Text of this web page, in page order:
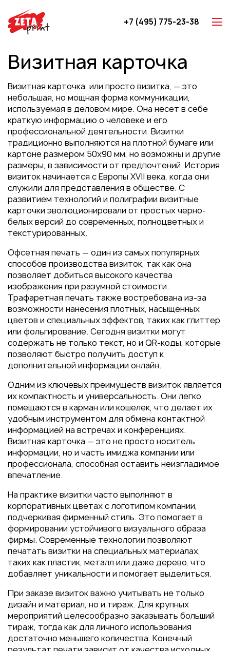
Брошюры
Игральные карты
Каталоги
Листовки
Книги
Папки
Календари
Упаковка
Блокноты с логотипом
Пакеты
Конверты
Журналы
Полиграфия для выставок
под ключ
Полиграфия к выборам 2026
+7 (495) 775-23-38
Визитная карточка
Визитная карточка, или просто визитка, — это
небольшая, но мощная форма коммуникации,
используемая в деловом мире. Она несет в себе
краткую информацию о человеке и его
профессиональной деятельности. Визитки
традиционно выполняются на плотной бумаге или
картоне размером 50х90 мм, но возможны и другие
размеры, в зависимости от предпочтений. История
визиток начинается с Европы XVII века, когда они
служили для представления в обществе. С
развитием технологий и полиграфии визитные
карточки эволюционировали от простых черно-
белых версий до современных, полноцветных и
текстурированных.
Офсетная печать — один из самых популярных
способов производства визиток, так как она
позволяет добиться высокого качества
изображения при разумной стоимости.
Трафаретная печать также востребована из-за
возможности нанесения плотных, насыщенных
цветов и специальных эффектов, таких как глиттер
или фольгирование. Сегодня визитки могут
содержать не только текст, но и QR-коды, которые
позволяют быстро получить доступ к
дополнительной информации онлайн.
Одним из ключевых преимуществ визиток является
их компактность и универсальность. Они легко
помещаются в карман или кошелек, что делает их
удобным инструментом для обмена контактной
информацией на встречах и конференциях.
Визитная карточка — это не просто носитель
информации, но и часть имиджа компании или
профессионала, способная оставить неизгладимое
впечатление.
На практике визитки часто выполняют в
корпоративных цветах с логотипом компании,
подчеркивая фирменный стиль. Это помогает в
формировании устойчивого визуального образа
фирмы. Современные технологии позволяют
печатать визитки на специальных материалах,
таких как пластик, металл или даже дерево, что
добавляет уникальности и помогает выделиться.
При заказе визиток важно учитывать не только
дизайн и материал, но и тираж. Для крупных
мероприятий целесообразно заказывать больший
тираж, тогда как для личного использования
достаточно меньшего количества. Конечный